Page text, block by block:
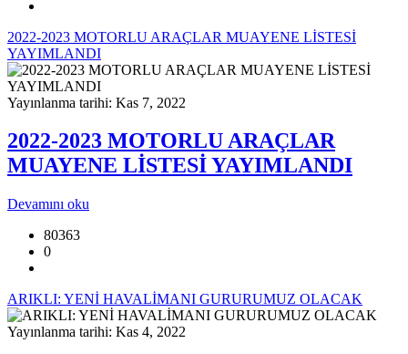
2022-2023 MOTORLU ARAÇLAR MUAYENE LİSTESİ
YAYIMLANDI
Yayınlanma tarihi: Kas 7, 2022
2022-2023 MOTORLU ARAÇLAR
MUAYENE LİSTESİ YAYIMLANDI
Devamını oku
80363
0
ARIKLI: YENİ HAVALİMANI GURURUMUZ OLACAK
Yayınlanma tarihi: Kas 4, 2022